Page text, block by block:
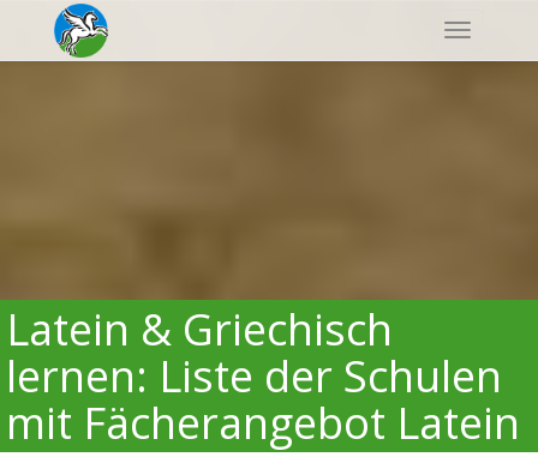
Latein & Griechisch
lernen: Liste der Schulen
mit Fächerangebot Latein